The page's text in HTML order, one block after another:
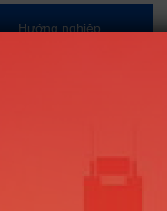
Hướng nghiệp